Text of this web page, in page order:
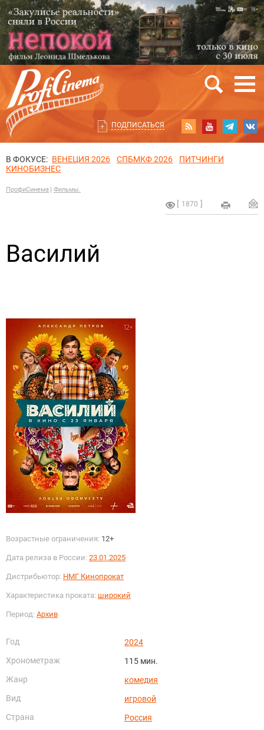
ПОДПИСАТЬСЯ
В ФОКУСЕ: ВЕНЕЦИЯ 2026 СПБМКФ 2026
ПИТЧИНГИ
КИНОБИЗНЕС
ПрофиСинема Фильмы.
1870
Василий
Возрастные ограничения: 12+
Дата релиза в России: 23.01.2025
Дистрибьютор: НМГ Кинопрокат
Характеристика проката: широкий
Период: Архив
Год
2024
Хронометраж
115 мин.
Жанр
комедия
Вид
игровой
Страна
Россия